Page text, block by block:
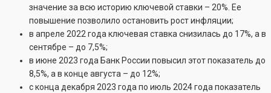
значение за всю историю ключевой ставки – 20%. Ее
повышение позволило остановить рост инфляции;
в апреле 2022 года ключевая ставка снизилась до 17%, а в
сентябре – до 7,5%;
в июне 2023 года Банк России повысил этот показатель до
8,5%, а в конце августа – до 12%;
с конца декабря 2023 года по июль 2024 года показатель